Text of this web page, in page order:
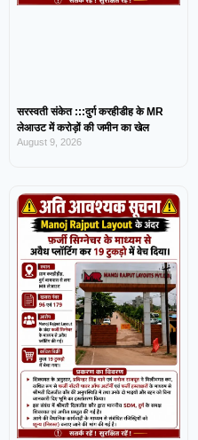
सरस्वती संकेत :::दुर्ग करहीडीह के MR
लेआउट में करोड़ों की जमीन का खेल
August 9, 2026